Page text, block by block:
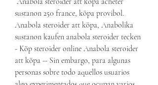
sustanon 250 france, köpa provibol.
Anabola steroider att köpa, Anabolika
sustanon kaufen anabola steroider tecken
- Köp steroider online Anabola steroider
att köpa -- Sin embargo, para algunas
personas sobre todo aquellos usuarios